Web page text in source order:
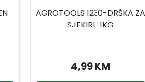
AGROTOOLS 1230-DRŠKA ZA
SJEKIRU 1KG
4,99 KM